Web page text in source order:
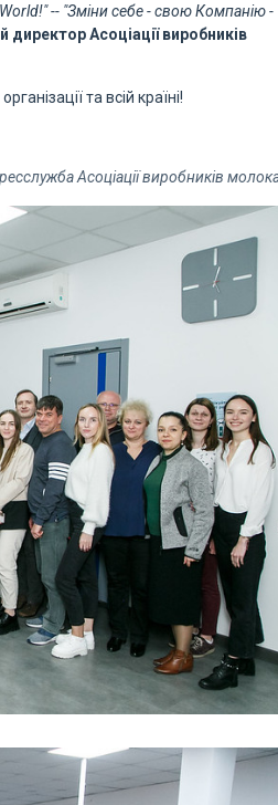
-- "Зміни себе - свою Компанію -
директор Асоціації виробників
та всій країні!
Асоціації виробників